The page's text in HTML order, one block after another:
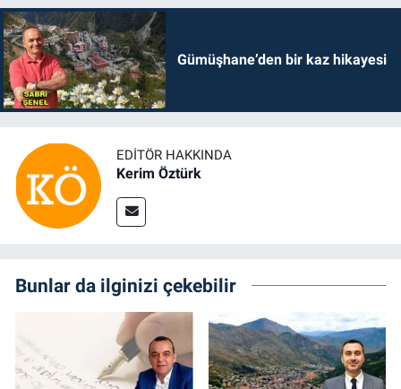
Gümüşhane’den bir kaz hikayesi
EDITÖR HAKKINDA
Kerim Öztürk
Bunlar da ilginizi çekebilir